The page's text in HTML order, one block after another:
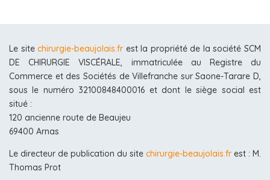
Le sitechirurgie-beaujolais.frest la propriété de la société SCM
DE CHIRURGIE VISCÉRALE, immatriculée au Registre du
Commerce et des Sociétés de Villefranche sur Saone-Tarare D,
sous le numéro 32100848400016 et dont le siège social est
situé :
120 ancienne route de Beaujeu
69400 Arnas
Le directeur de publication du site chirurgie-beaujolais.frest : M.
Thomas Prot